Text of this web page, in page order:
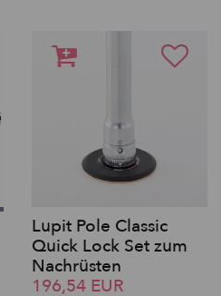
Lupit Pole Classic
Quick Lock Set zum
Nachrüsten
196,54 EUR